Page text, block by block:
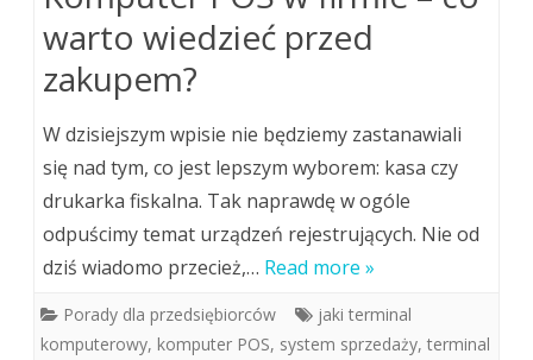
warto wiedzieć przed
zakupem?
W dzisiejszym wpisie nie będziemy zastanawiali
się nad tym, co jest lepszym wyborem: kasa czy
drukarka fiskalna. Tak naprawdę w ogóle
odpuścimy temat urządzeń rejestrujących. Nie od
dziś wiadomo przecież,… Read more »
Porady dla przedsiębiorców
jaki terminal
komputerowy, komputer POS, system sprzedaży, terminal